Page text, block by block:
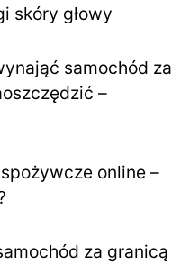
skóry głowy
samochód za
–
online –
za granicą